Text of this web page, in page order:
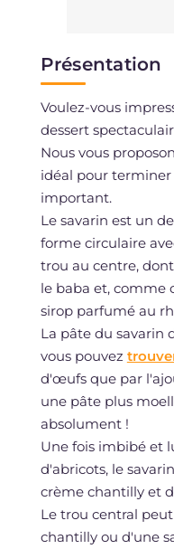
Présentation
Voulez-vous
dessert
Nous vous
idéal pour
important.
Le savarin est un
forme circulaire
trou au centre,
le baba et, comme
sirop parfumé au
La pâte du savarin
vous pouvez
d'œufs que par
une pâte plus
absolument !
Une fois imbibé et
d'abricots, le
crème chantilly et
Le trou central
chantilly ou d'une